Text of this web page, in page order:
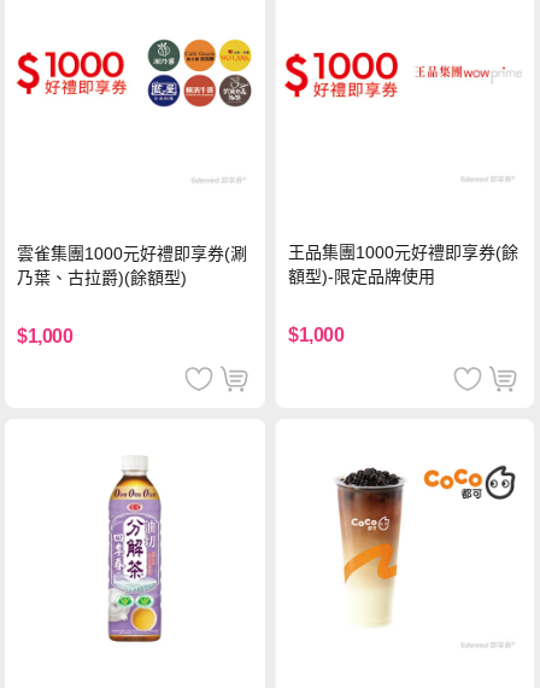
雲雀集團1000元好禮即享券(涮
乃葉、古拉爵)(餘額型)
$1,000
王品集團1000元好禮即享券(餘
額型)-限定品牌使用
$1,000